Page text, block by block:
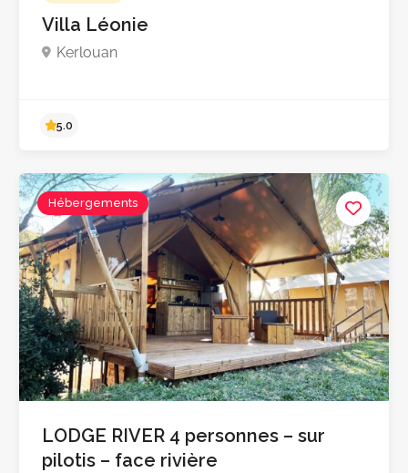
Villa Léonie
Kerlouan
Hébergements
LODGE RIVER 4 personnes – sur
pilotis – face rivière